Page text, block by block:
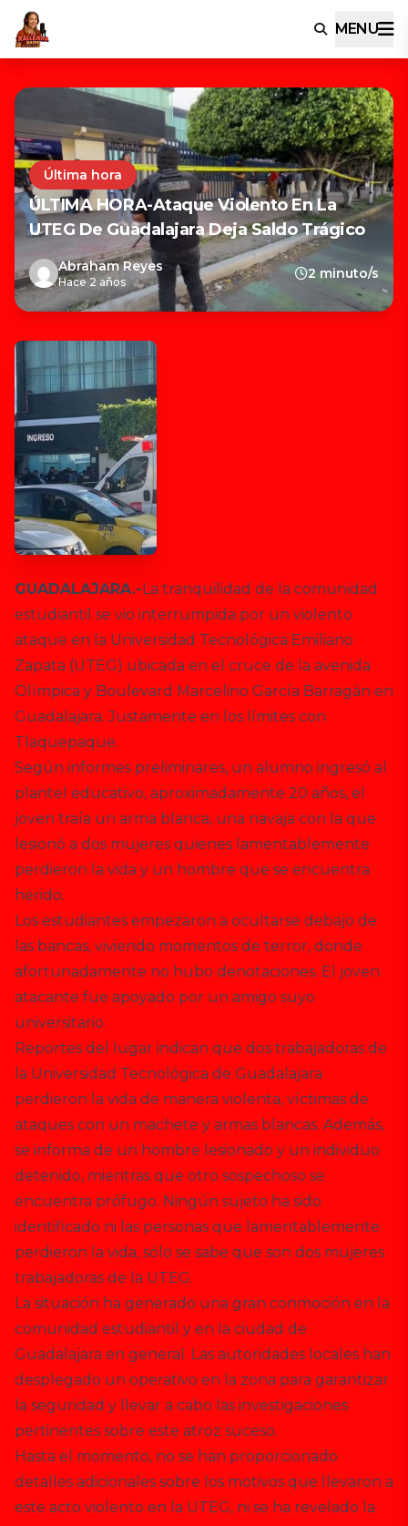
MENU
Última hora
ÚLTIMA HORA-Ataque Violento En La
UTEG De Guadalajara Deja Saldo Trágico
Abraham Reyes
Hace 2 años
2 minuto/s
GUADALAJARA.- La tranquilidad de la comunidad
estudiantil se vio interrumpida por un violento
ataque en la Universidad Tecnológica Emiliano
Zapata (UTEG) ubicada en el cruce de la avenida
Olímpica y Boulevard Marcelino García Barragán en
Guadalajara. Justamente en los límites con
Tlaquepaque.
Según informes preliminares, un alumno ingresó al
plantel educativo, aproximadamente 20 años, el
joven traía un arma blanca, una navaja con la que
lesionó a dos mujeres quienes lamentablemente
perdieron la vida y un hombre que se encuentra
herido.
Los estudiantes empezaron a ocultarse debajo de
las bancas, viviendo momentos de terror, donde
afortunadamente no hubo denotaciones. El joven
atacante fue apoyado por un amigo suyo
universitario.
Reportes del lugar indican que dos trabajadoras de
la Universidad Tecnológica de Guadalajara
perdieron la vida de manera violenta, víctimas de
ataques con un machete y armas blancas. Además,
se informa de un hombre lesionado y un individuo
detenido, mientras que otro sospechoso se
encuentra prófugo. Ningún sujeto ha sido
identificado ni las personas que lamentablemente
perdieron la vida, sólo se sabe que son dos mujeres
trabajadoras de la UTEG.
La situación ha generado una gran conmoción en la
comunidad estudiantil y en la ciudad de
Guadalajara en general. Las autoridades locales han
desplegado un operativo en la zona para garantizar
la seguridad y llevar a cabo las investigaciones
pertinentes sobre este atroz suceso.
Hasta el momento, no se han proporcionado
detalles adicionales sobre los motivos que llevaron a
este acto violento en la UTEG, ni se ha revelado la